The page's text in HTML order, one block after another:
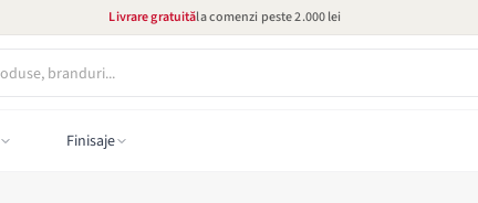
Livrare gratuităla comenzi peste 2.000 lei
Finisaje